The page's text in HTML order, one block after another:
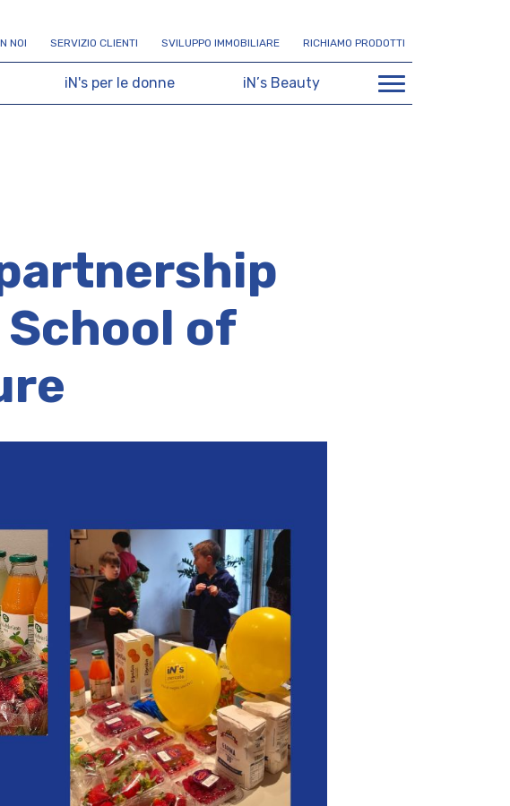
N NOI SERVIZIO CLIENTI SVILUPPO IMMOBILIARE RICHIAMO PRODOTTI
iN's per le donne iN’s Beauty
School of